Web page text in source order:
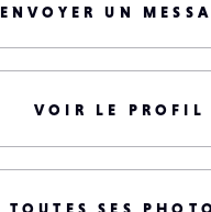
ENVOYER UN
VOIR LE PROFIL
TOUTES SES